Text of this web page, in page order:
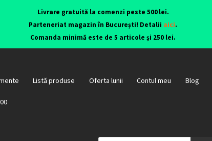
Livrare gratuită la comenzi peste 500 lei.
Parteneriat magazin în București! Detalii aici.
Comanda minimă este de 5 articole și 250 lei.
Listă produse Oferta lunii Contul meu Blog